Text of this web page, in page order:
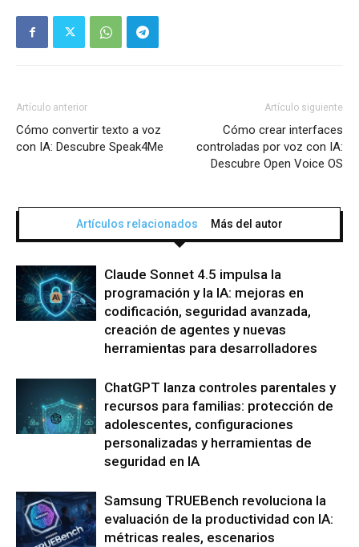
Artículo anterior
Cómo convertir texto a voz
con IA: Descubre Speak4Me
Artículo siguiente
Cómo crear interfaces
controladas por voz con IA:
Descubre Open Voice OS
Artículos relacionados Más del autor
Claude Sonnet 4.5 impulsa la
programación y la IA: mejoras en
codificación, seguridad avanzada,
creación de agentes y nuevas
herramientas para desarrolladores
ChatGPT lanza controles parentales y
recursos para familias: protección de
adolescentes, configuraciones
personalizadas y herramientas de
seguridad en IA
Samsung TRUEBench revoluciona la
evaluación de la productividad con IA:
métricas reales, escenarios